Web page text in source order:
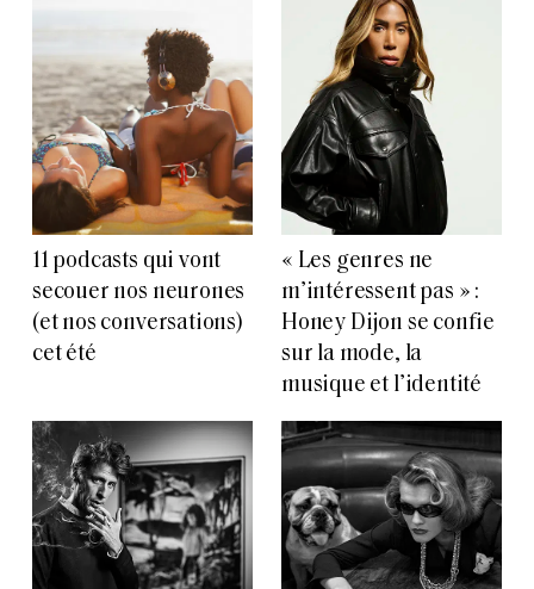
11 podcasts qui vont
secouer nos neurones
(et nos conversations)
cet été
« Les genres ne
m’intéressent pas » :
Honey Dijon se confie
sur la mode, la
musique et l’identité